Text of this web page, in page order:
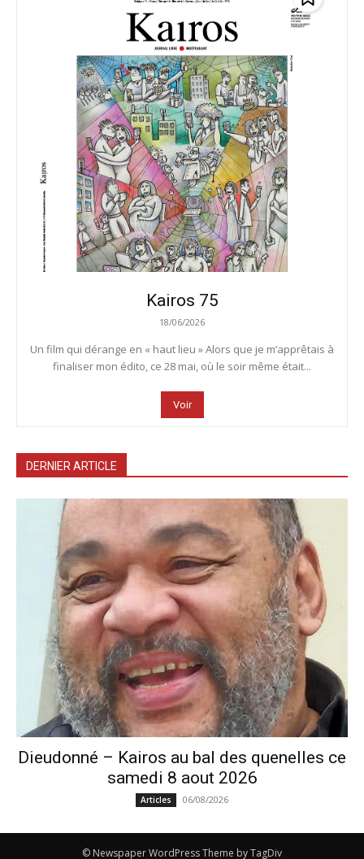
Kairos 75
18/06/2026
Un film qui dérange en « haut lieu » Alors que je m’apprêtais à
finaliser mon édito, ce 28 mai, où le soir même était...
Voir
DERNIER ARTICLE
Dieudonné – Kairos au bal des quenelles ce
samedi 8 aout 2026
Articles 06/08/2026
© Newspaper WordPress Theme by TagDiv